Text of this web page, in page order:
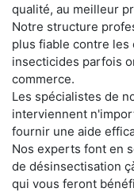
qualité, au meilleur
Notre structure
plus fiable contre les
insecticides parfois
commerce.
Les spécialistes de
interviennent
fournir une aide
Nos experts font en
de désinsectisation
qui vous feront